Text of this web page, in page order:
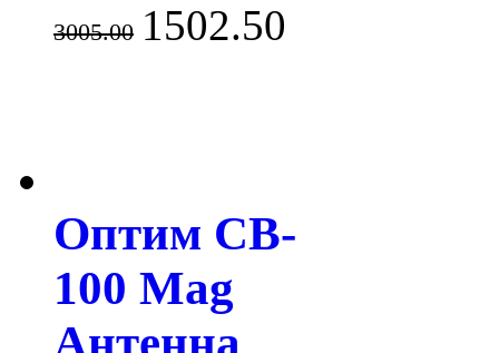
3005.00 1502.50
Оптим CB-
100 Mag
Антенна